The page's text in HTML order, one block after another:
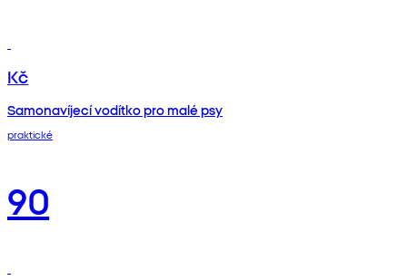
Kč
Samonavíjecí vodítko pro malé psy
praktické
90